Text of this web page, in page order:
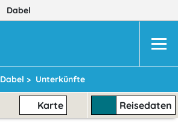
Dabel
Dabel > Unterkünfte
Karte Reisedaten